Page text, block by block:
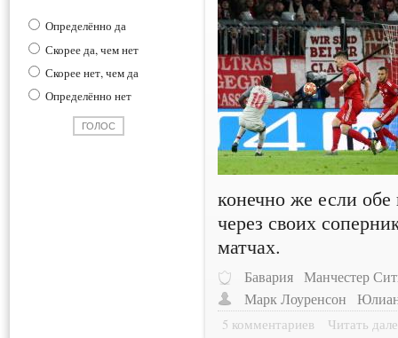
Определённо да
Скорее да, чем нет
Скорее нет, чем да
Определённо нет
конечно же если
через своих
матчах.
Бавария Манчестер
Марк Лоуренсон
5 комментариев Читать